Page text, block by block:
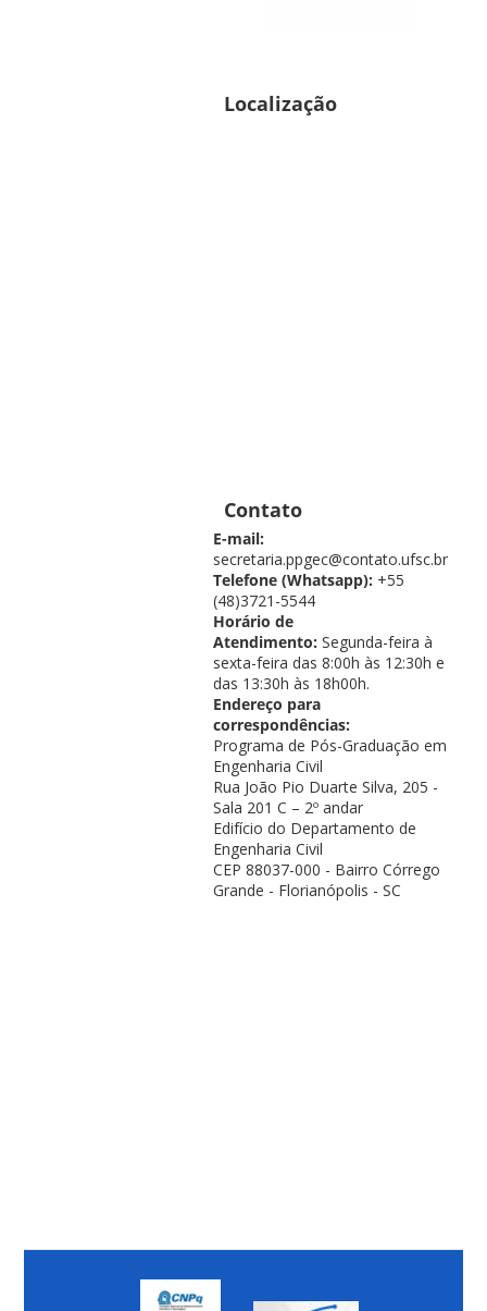
Localização
Contato
E-mail:
secretaria.ppgec@contato.ufsc.br
Telefone (Whatsapp): +55
(48)3721-5544
Horário de
Atendimento: Segunda-feira à
sexta-feira das 8:00h às 12:30h e
das 13:30h às 18h00h.
Endereço para
correspondências:
Programa de Pós-Graduação em
Engenharia Civil
Rua João Pio Duarte Silva, 205 -
Sala 201 C – 2º andar
Edifício do Departamento de
Engenharia Civil
CEP 88037-000 - Bairro Córrego
Grande - Florianópolis - SC